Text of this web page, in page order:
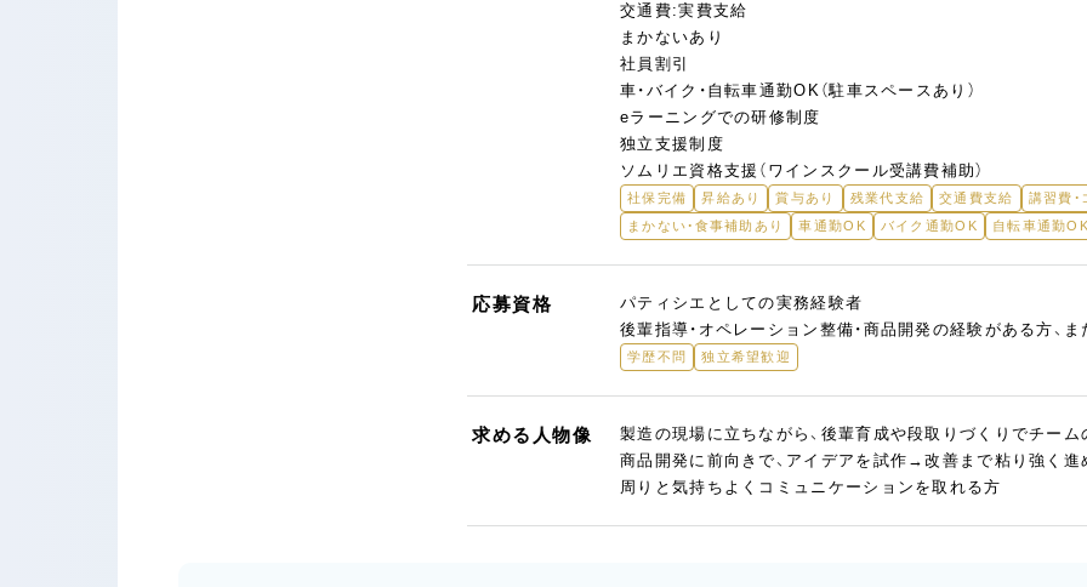
交通費:実費支給
まかないあり
社員割引
車・バイク・自転車通勤OK（駐車スペースあり）
eラーニングでの研修制度
独立支援制度
ソムリエ資格支援（ワインスクール受講費補助）
社保完備 昇給あり 賞与あり 残業代支給 交通費支給 講習費
まかない・食事補助あり
車通勤OK バイク通勤OK 自転車通勤OK
応募資格
パティシエとしての実務経験者
後輩指導・オペレーション整備・商品開発の経験がある方、
学歴不問 独立希望歓迎
求める人物像
製造の現場に立ちながら、後輩育成や段取りづくりでチー
商品開発に前向きで、アイデアを試作→改善まで粘り強く進
周りと気持ちよくコミュニケーションを取れる方